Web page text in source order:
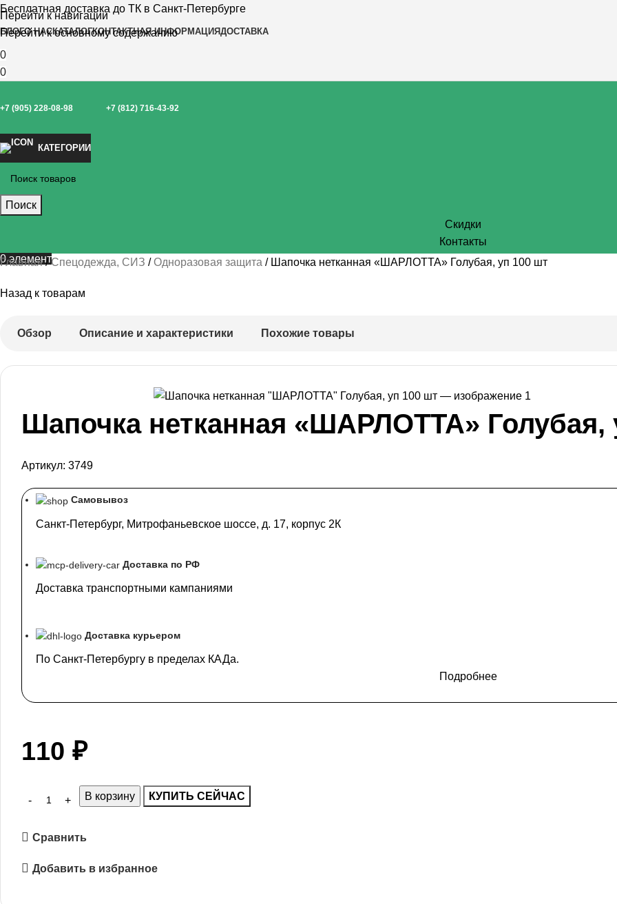
Перейти к навигации
Перейти к основному содержанию
Бесплатная доставка до ТК в Санкт-Петербурге
БЛОГО НАСКАТАЛОГКОНТАКТНАЯ ИНФОРМАЦИЯДОСТАВКА
0
0
+7 (905) 228-08-98 +7 (812) 716-43-92
КАТЕГОРИИ
Поиск
Скидки
Контакты
0элемент
Главная Спецодежда, СИЗ Одноразовая защита Шапочка нетканная «ШАРЛОТТА» Голубая, уп 100 шт
Назад к товарам
Обзор Описание и характеристики Похожие товары
Шапочка нетканная «ШАРЛОТТА» Голубая,
Артикул: 3749
Самовывоз
Санкт-Петербург, Митрофаньевское шоссе, д. 17, корпус 2К
Доставка по РФ
Доставка транспортными кампаниями
Доставка курьером
По Санкт-Петербургу в пределах КАДа.
Подробнее
110 ₽
В корзину КУПИТЬ СЕЙЧАС
Сравнить
Добавить в избранное